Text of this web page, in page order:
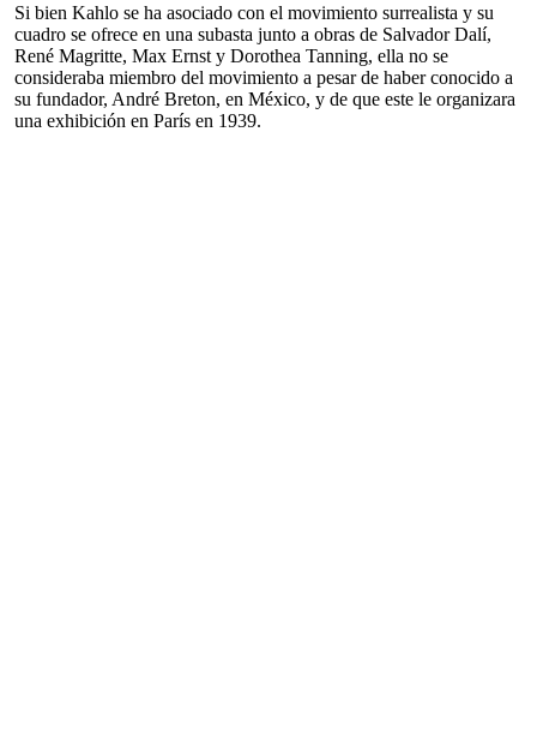
Si bien Kahlo se ha asociado con el movimiento surrealista y su
cuadro se ofrece en una subasta junto a obras de Salvador Dalí,
René Magritte, Max Ernst y Dorothea Tanning, ella no se
consideraba miembro del movimiento a pesar de haber conocido a
su fundador, André Breton, en México, y de que este le organizara
una exhibición en París en 1939.